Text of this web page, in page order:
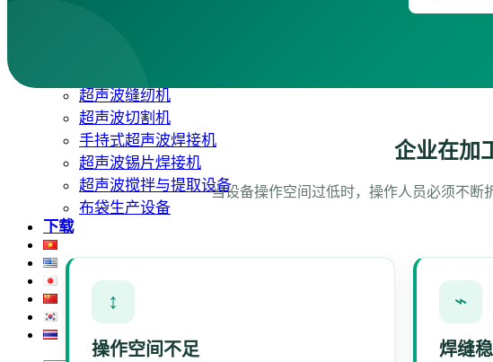
超声波缝纫机
超声波切割机
手持式超声波焊接机
超声波锡片焊接机
超声波搅拌与提取设备
布袋生产设备
下载
企业在加
当设备操作空间过低时，操作人员必须不
↕
操作空间不足
⌁
焊缝